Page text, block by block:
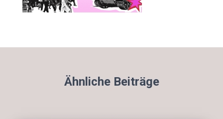
Ähnliche Beiträge